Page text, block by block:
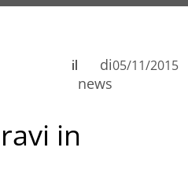
di
news
il 05/11/2015
in